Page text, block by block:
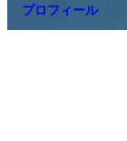
プロフィール